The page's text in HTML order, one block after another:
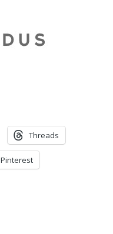
Threads
Pinterest